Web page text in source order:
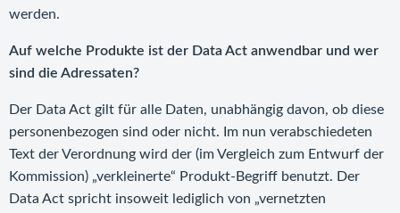
werden.
Auf welche Produkte ist der Data Act anwendbar und wer
sind die Adressaten?
Der Data Act gilt für alle Daten, unabhängig davon, ob diese
personenbezogen sind oder nicht. Im nun verabschiedeten
Text der Verordnung wird der (im Vergleich zum Entwurf der
Kommission) „verkleinerte“ Produkt-Begriff benutzt. Der
Data Act spricht insoweit lediglich von „vernetzten